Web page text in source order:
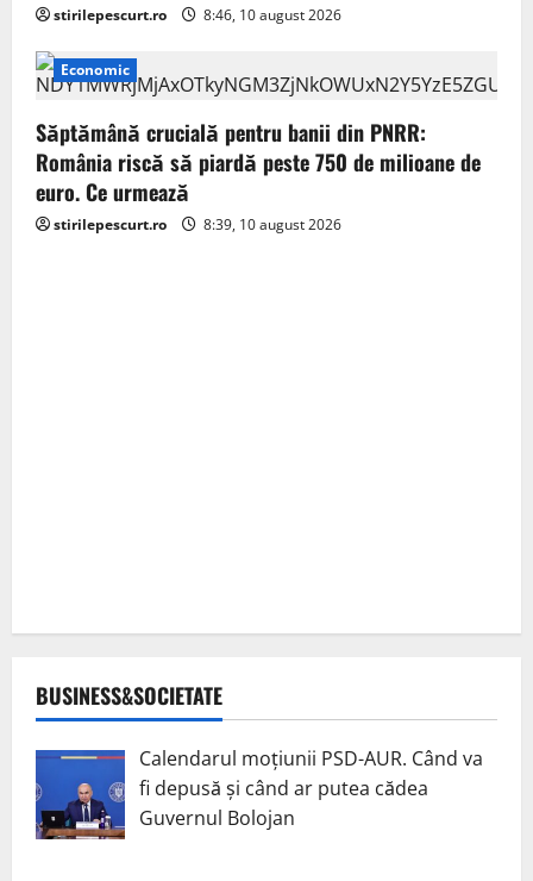
stirilepescurt.ro 8:46, 10 august 2026
Economic
Săptămână crucială pentru banii din PNRR:
România riscă să piardă peste 750 de milioane de
euro. Ce urmează
stirilepescurt.ro 8:39, 10 august 2026
BUSINESS&SOCIETATE
Calendarul moțiunii PSD-AUR. Când va
fi depusă și când ar putea cădea
Guvernul Bolojan